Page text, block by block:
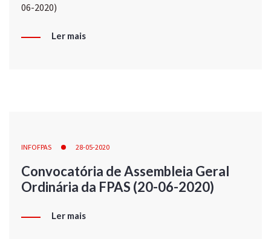
06-2020)
Ler mais
INFOFPAS 28-05-2020
Convocatória de Assembleia Geral
Ordinária da FPAS (20-06-2020)
Ler mais